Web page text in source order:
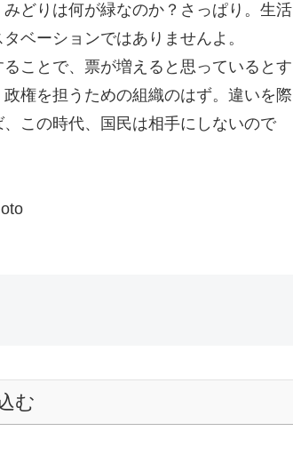
どりは何が緑なのか？さっぱり。生活
ベーションではありませんよ。
ことで、票が増えると思っているとす
権を担うための組織のはず。違いを際
この時代、国民は相手にしないので
む